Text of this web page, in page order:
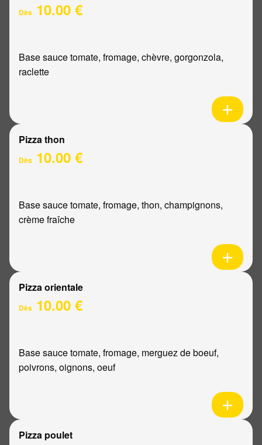
Dès 10.00 €
Base sauce tomate, fromage, chèvre, gorgonzola,
raclette
Pizza thon
Dès 10.00 €
Base sauce tomate, fromage, thon, champignons,
crème fraîche
Pizza orientale
Dès 10.00 €
Base sauce tomate, fromage, merguez de boeuf,
poivrons, oignons, oeuf
Pizza poulet